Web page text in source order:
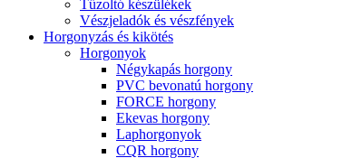
Tűzoltó készülékek
Vészjeladók és vészfények
Horgonyzás és kikötés
Horgonyok
Négykapás horgony
PVC bevonatú horgony
FORCE horgony
Ekevas horgony
Laphorgonyok
CQR horgony